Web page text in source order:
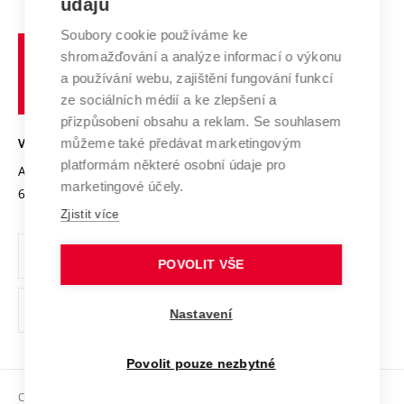
Systém zajišťování kvality výzkumu
Výzkumné infrastruktury
Transfer znalostí
Open Science
Projekty
Projekty ze strukturálních fondů
Specifický výzkum
Zahraniční spolupráce
Spolupráce se školami
Služby univerzity
Mezinárodní dohody
Univerzitní sítě
Profil univerzity
Udržitelná univerzita
Podnikavá univerzita / ContriBUTe
Bezpečná univerzita
Vyznamenání
Organizační struktura
Ochrana osobních údajů
odkaz)
Sociální bezpečí
učení
technické
VYSOKÉ UČENÍ TECHNICKÉ V BRNĚ
Antonínská 548/1
602 00 Brno
www.vut.cz
vut@vutbr.cz
Copyright © 2026 VUT
údajů
Soubory cookie používáme ke
shromažďování a analýze informací o výkonu
a používání webu, zajištění fungování funkcí
ze sociálních médií a ke zlepšení a
přizpůsobení obsahu a reklam. Se souhlasem
můžeme také předávat marketingovým
platformám některé osobní údaje pro
marketingové účely.
Zjistit více
POVOLIT VŠE
Nastavení
Povolit pouze nezbytné